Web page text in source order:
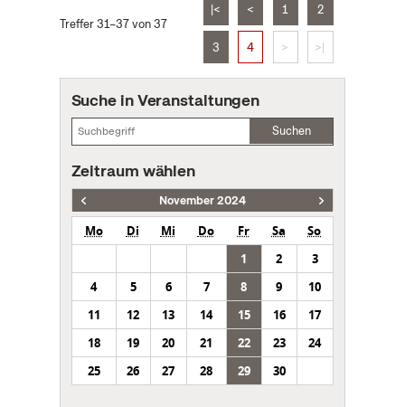
Treffer 31–37 von 37
|< < 1 2
3 4 > >|
Suche in Veranstaltungen
Suchen
Zeitraum wählen
November 2024
Mo Di Mi Do Fr Sa
So
1
2
3
4
5 6 7 8 9
10
11
12 13 14 15 16
17
18
19 20 21 22 23
24
25
26 27 28 29 30